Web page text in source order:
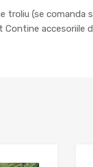
troliu (se comanda
Contine accesoriile